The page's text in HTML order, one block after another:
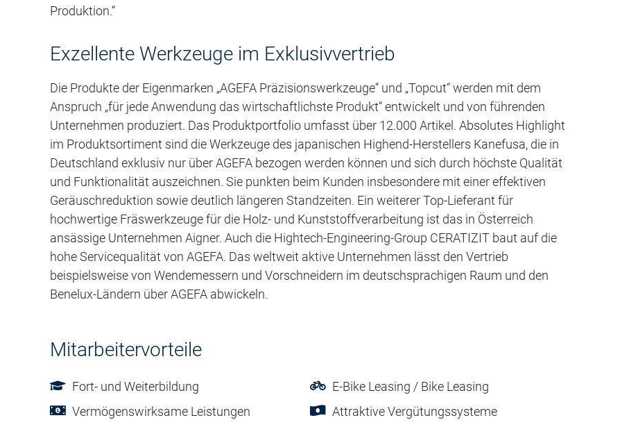
Produktion.“
Exzellente Werkzeuge im Exklusivvertrieb
Die Produkte der Eigenmarken „AGEFA Präzisionswerkzeuge“ und „Topcut“ werden mit dem
Anspruch „für jede Anwendung das wirtschaftlichste Produkt“ entwickelt und von führenden
Unternehmen produziert. Das Produktportfolio umfasst über 12.000 Artikel. Absolutes Highlight
im Produktsortiment sind die Werkzeuge des japanischen Highend-Herstellers Kanefusa, die in
Deutschland exklusiv nur über AGEFA bezogen werden können und sich durch höchste Qualität
und Funktionalität auszeichnen. Sie punkten beim Kunden insbesondere mit einer effektiven
Geräuschreduktion sowie deutlich längeren Standzeiten. Ein weiterer Top-Lieferant für
hochwertige Fräswerkzeuge für die Holz- und Kunststoffverarbeitung ist das in Österreich
ansässige Unternehmen Aigner. Auch die Hightech-Engineering-Group CERATIZIT baut auf die
hohe Servicequalität von AGEFA. Das weltweit aktive Unternehmen lässt den Vertrieb
beispielsweise von Wendemessern und Vorschneidern im deutschsprachigen Raum und den
Benelux-Ländern über AGEFA abwickeln.
Mitarbeitervorteile
Fort- und Weiterbildung
E-Bike Leasing / Bike Leasing
Vermögenswirksame Leistungen
Attraktive Vergütungssysteme